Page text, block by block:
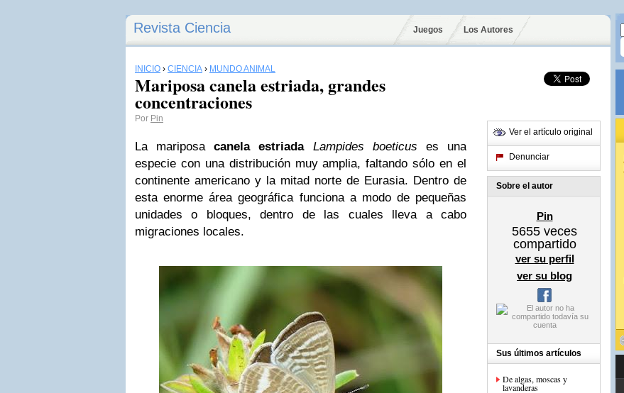
Revista Ciencia Juegos Los Autores
INICIO › CIENCIA › MUNDO ANIMAL
Mariposa canela estriada, grandes
concentraciones
Por Pin
La mariposacanela estriadaLampides boeticus es una
especie con una distribución muy amplia, faltando sólo en el
continente americano y la mitad norte de Eurasia. Dentro de
esta enorme área geográfica funciona a modo de pequeñas
unidades o bloques, dentro de las cuales lleva a cabo
migraciones locales.
Ver el artículo original
Denunciar
Sobre el autor
Pin
5655 veces
compartido
ver su perfil
ver su blog
Sus últimos artículos
De algas, moscas y
lavanderas